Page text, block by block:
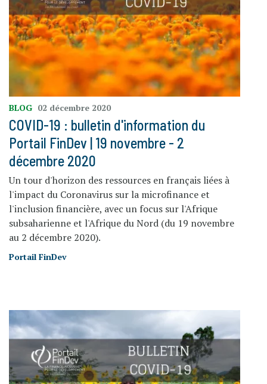
BLOG 02 décembre 2020
COVID-19 : bulletin d'information du
Portail FinDev | 19 novembre - 2
décembre 2020
Un tour d'horizon des ressources en français liées à
l'impact du Coronavirus sur la microfinance et
l'inclusion financière, avec un focus sur l'Afrique
subsaharienne et l'Afrique du Nord (du 19 novembre
au 2 décembre 2020).
Portail FinDev